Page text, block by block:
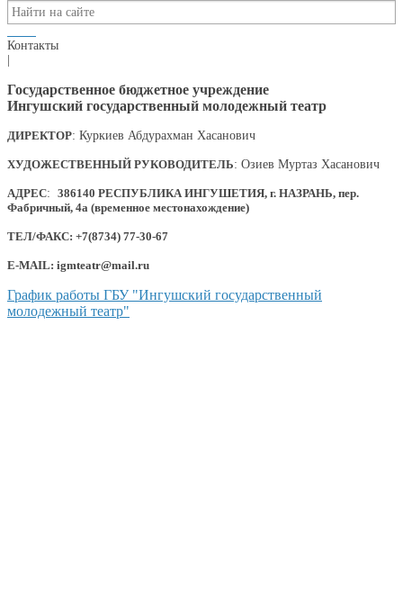
Контакты
Государственное бюджетное учреждение
Ингушский государственный молодежный театр
ДИРЕКТОР: Куркиев Абдурахман Хасанович
ХУДОЖЕСТВЕННЫЙ РУКОВОДИТЕЛЬ: Озиев Муртаз Хасанович
АДРЕС: 386140 РЕСПУБЛИКА ИНГУШЕТИЯ, г. НАЗРАНЬ, пер.
Фабричный, 4а (временное местонахождение)
ТЕЛ/ФАКС: +7(8734) 77-30-67
E-MAIL: igmteatr@mail.ru
График работы ГБУ "Ингушский государственный
молодежный театр"